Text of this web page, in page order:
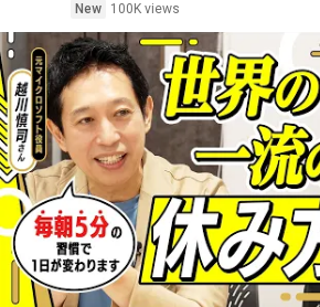
New
100K views